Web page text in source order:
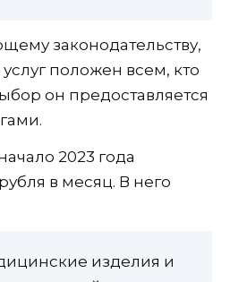
законодательству,
положен всем, кто
он предоставляется
2023 года
в месяц. В него
изделия и